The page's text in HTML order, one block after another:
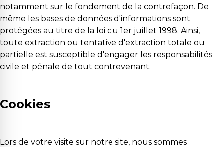
notamment sur le fondement de la contrefaçon. De
même les bases de données d'informations sont
protégées au titre de la loi du 1er juillet 1998. Ainsi,
toute extraction ou tentative d'extraction totale ou
partielle est susceptible d'engager les responsabilités
civile et pénale de tout contrevenant.
Cookies
Lors de votre visite sur notre site, nous sommes